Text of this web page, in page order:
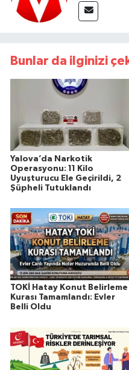
Bunlar da ilginizi
Yalova’da Narkotik
Operasyonu: 11 Kilo
Uyuşturucu Ele Geçirildi, 2
Şüpheli Tutuklandı
TOKİ Hatay Konut Belirleme
Kurası Tamamlandı: Evler
Belli Oldu